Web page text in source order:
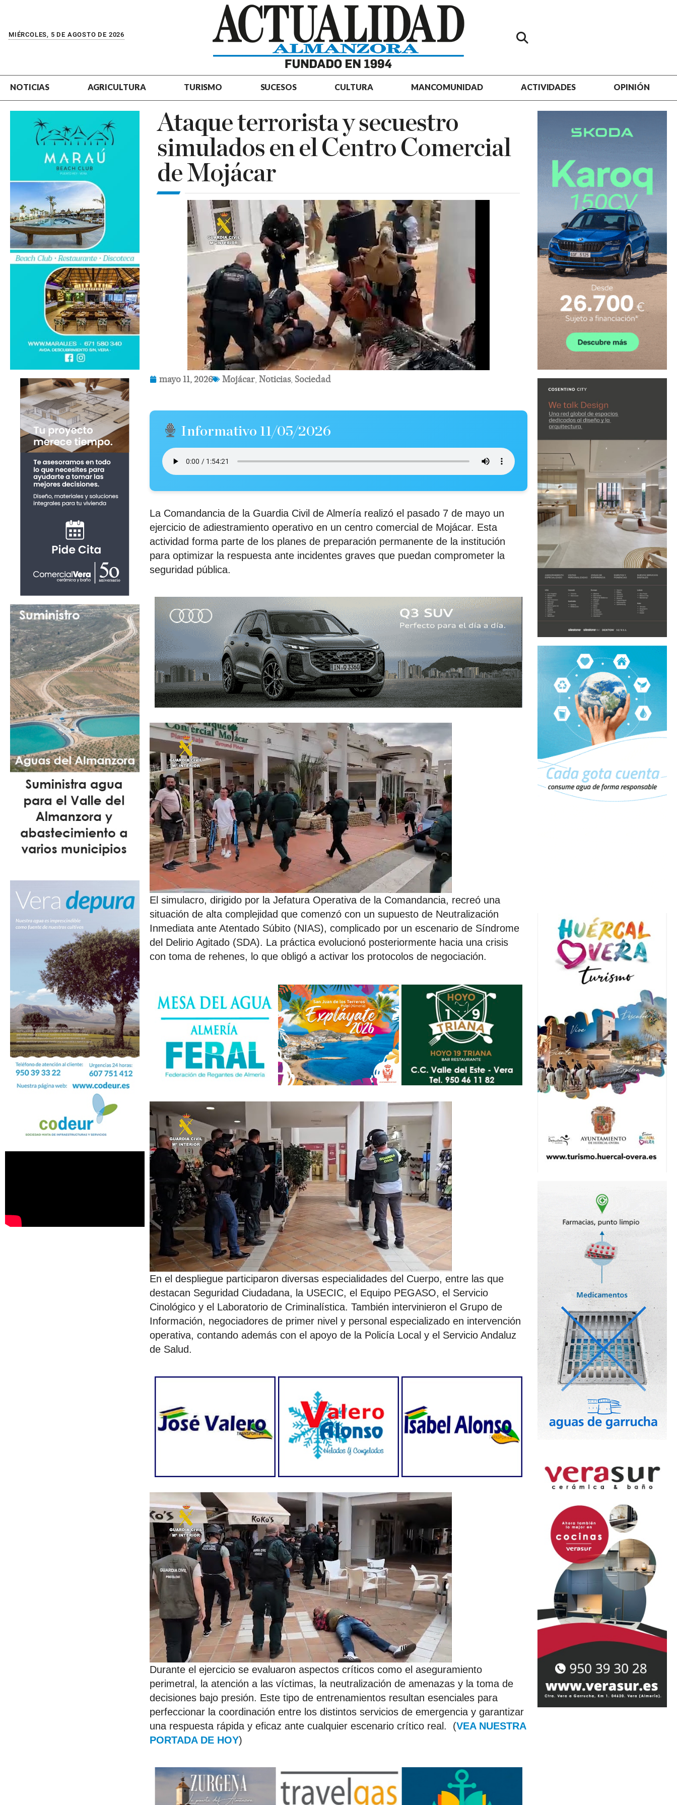
MIÉRCOLES, 5 DE AGOSTO DE 2026
NOTICIAS AGRICULTURA TURISMO SUCESOS CULTURA MANCOMUNIDAD ACTIVIDADES OPINIÓN
Ataque terrorista y secuestro
simulados en el Centro Comercial
de Mojácar
mayo 11, 2026 Mojácar ,Noticias,Sociedad
Informativo 11/05/2026
La Comandancia de la Guardia Civil de Almería realizó el pasado 7 de mayo un
ejercicio de adiestramiento operativo en un centro comercial de Mojácar. Esta
actividad forma parte de los planes de preparación permanente de la institución
para optimizar la respuesta ante incidentes graves que puedan comprometer la
seguridad pública.
El simulacro, dirigido por la Jefatura Operativa de la Comandancia, recreó una
situación de alta complejidad que comenzó con un supuesto de Neutralización
Inmediata ante Atentado Súbito (NIAS), complicado por un escenario de Síndrome
del Delirio Agitado (SDA). La práctica evolucionó posteriormente hacia una crisis
con toma de rehenes, lo que obligó a activar los protocolos de negociación.
En el despliegue participaron diversas especialidades del Cuerpo, entre las que
destacan Seguridad Ciudadana, la USECIC, el Equipo PEGASO, el Servicio
Cinológico y el Laboratorio de Criminalística. También intervinieron el Grupo de
Información, negociadores de primer nivel y personal especializado en intervención
operativa, contando además con el apoyo de la Policía Local y el Servicio Andaluz
de Salud.
Durante el ejercicio se evaluaron aspectos críticos como el aseguramiento
perimetral, la atención a las víctimas, la neutralización de amenazas y la toma de
decisiones bajo presión. Este tipo de entrenamientos resultan esenciales para
perfeccionar la coordinación entre los distintos servicios de emergencia y garantizar
una respuesta rápida y eficaz ante cualquier escenario crítico real. (VEA NUESTRA
PORTADA DE HOY)